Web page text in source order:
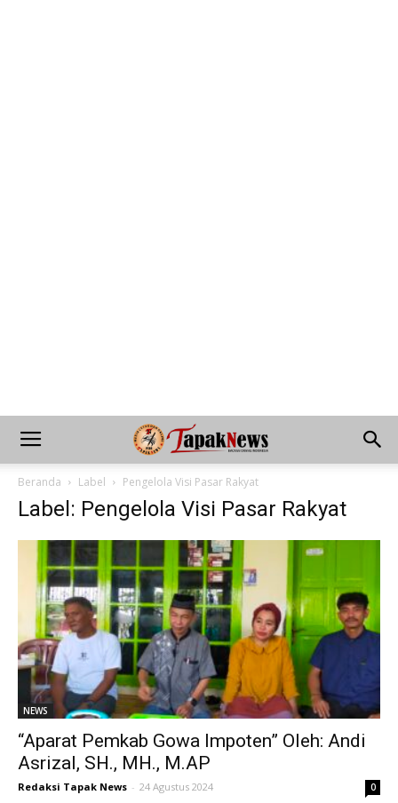
Beranda Label Pengelola Visi Pasar Rakyat
Label: Pengelola Visi Pasar Rakyat
NEWS
“Aparat Pemkab Gowa Impoten” Oleh: Andi
Asrizal, SH., MH., M.AP
Redaksi Tapak News - 24 Agustus 2024 0